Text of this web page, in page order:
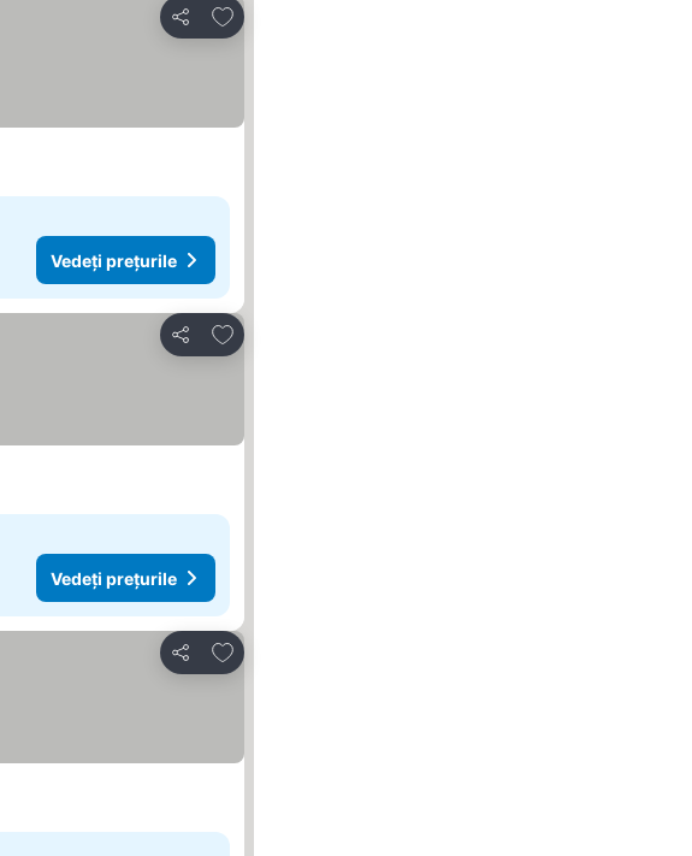
Distribuiți
Adăugaţi la favorite
Vedeți prețurile
Distribuiți
Adăugaţi la favorite
Vedeți prețurile
Distribuiți
Adăugaţi la favorite